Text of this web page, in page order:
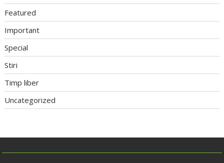
Featured
Important
Special
Stiri
Timp liber
Uncategorized